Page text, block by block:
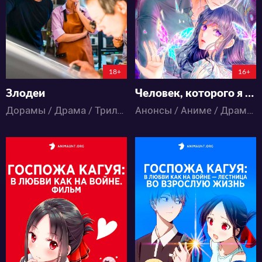
37 9
18+
Злодеи
Дорамы / Драма / Триллер
8 0
119:5:45:42
16+
Человек, которого я любила, попросил меня умереть вместо моей сестры: Почему объект моей безответной любви, женившийся на моей сестре, теперь пришёл ко мне?
Анонсы / Аниме / Драма / Романтика / Фэнтези
13107
10 0
12965
16 5